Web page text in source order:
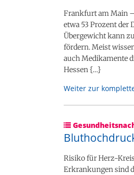
Frankfurt am Main
etwa 53 Prozent der
Übergewicht kann
fördern. Meist
auch Medikamente
Hessen {…}
Weiter zur
Risiko für Herz-
Erkrankungen sind